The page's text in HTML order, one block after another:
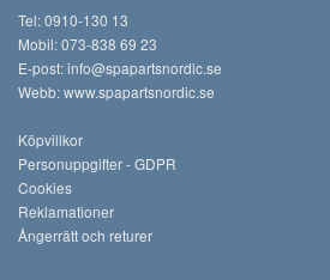
Tel: 0910-130 13
Mobil: 073-838 69 23
E-post:info@spapartsnordic.se
Webb:www.spapartsnordic.se
Köpvillkor
Personuppgifter - GDPR
Cookies
Reklamationer
Ångerrätt och returer